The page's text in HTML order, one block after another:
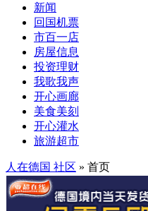
新闻
回国机票
市百一店
房屋信息
投资理财
我歌我声
开心画廊
美食美刻
开心灌水
旅游超市
人在德国 社区 » 首页